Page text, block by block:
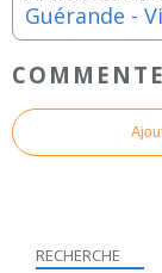
RECHERCHE